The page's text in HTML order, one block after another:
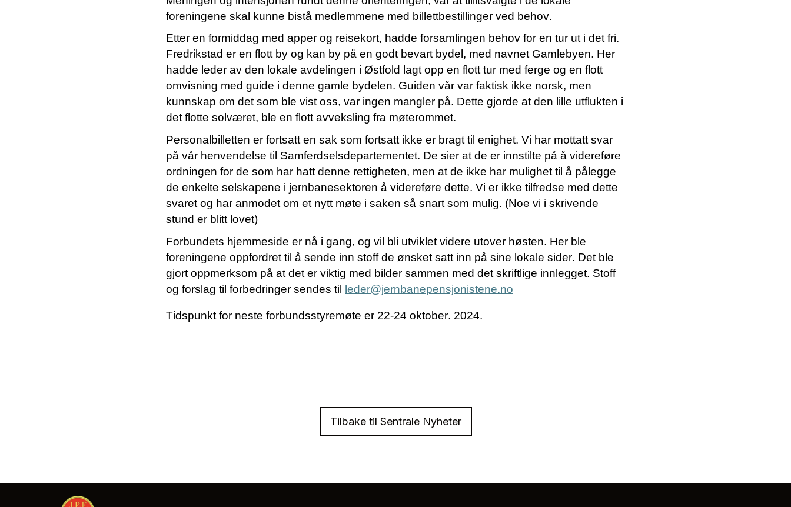
foreningene skal kunne bistå medlemmene med billettbestillinger ved behov.
Etter en formiddag med apper og reisekort, hadde forsamlingen behov for en tur ut i det fri.
Fredrikstad er en flott by og kan by på en godt bevart bydel, med navnet Gamlebyen. Her
hadde leder av den lokale avdelingen i Østfold lagt opp en flott tur med ferge og en flott
omvisning med guide i denne gamle bydelen. Guiden vår var faktisk ikke norsk, men
kunnskap om det som ble vist oss, var ingen mangler på. Dette gjorde at den lille utflukten i
detflotte solværet, ble en flott avveksling fra møterommet.
Personalbilletten er fortsatt en sak som fortsatt ikke er bragt til enighet. Vi har mottatt svar
på vår henvendelse til Samferdselsdepartementet. De sier at de er innstilte på å videreføre
ordningen for de som har hatt denne rettigheten, men at de ikke har mulighet til å pålegge
de enkelte selskapene i jernbanesektoren å videreføre dette. Vi er ikke tilfredse med dette
svaret og har anmodet om et nytt møte i saken så snart som mulig. (Noe vi i skrivende
stund er blitt lovet)
Forbundets hjemmeside er nå i gang, og vil bli utviklet videre utover høsten. Her ble
foreningene oppfordret til å sende inn stoff de ønsket satt inn på sine lokale sider. Det ble
gjort oppmerksom på at det er viktig med bilder sammen med det skriftlige innlegget. Stoff
og forslag til forbedringer sendes til leder@jernbanepensjonistene.no
Tidspunkt for neste forbundsstyremøte er 22-24 oktober. 2024.
Tilbake til Sentrale Nyheter